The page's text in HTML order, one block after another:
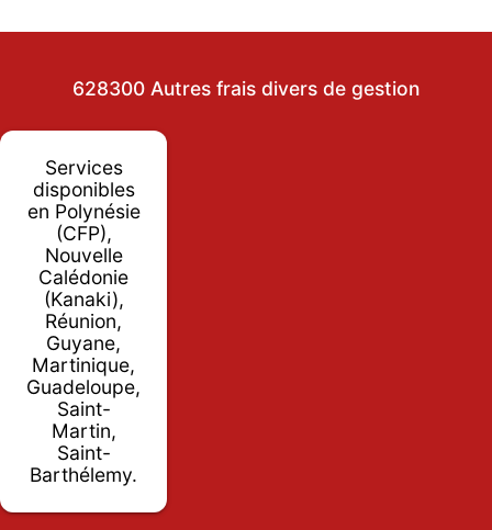
628300 Autres frais divers de gestion
Services
disponibles
en Polynésie
(CFP),
Nouvelle
Calédonie
(Kanaki),
Réunion,
Guyane,
Martinique,
Guadeloupe,
Saint-
Martin,
Saint-
Barthélemy.